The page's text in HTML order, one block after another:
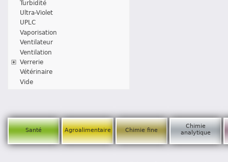
Turbidité
Ultra-Violet
UPLC
Vaporisation
Ventilateur
Ventilation
Verrerie
Vétérinaire
Vide
Santé Agroalimentaire Chimie fine
Chimie
analytique